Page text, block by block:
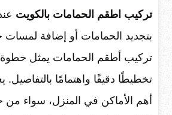
تركيب اطقم الحمامات بالكويت
بتجديد الحمامات أو إضافة لمسات
تركيب أطقم الحمامات يمثل
تخطيطًا دقيقًا واهتمامًا بالتفاصيل.
أهم الأماكن في المنزل، سواء من